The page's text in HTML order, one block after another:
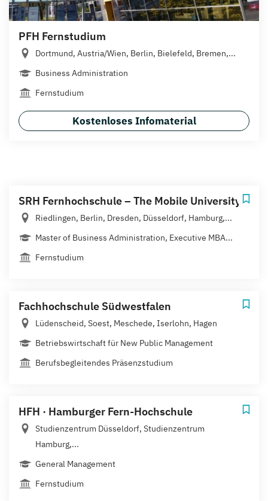
PFH Fernstudium
Dortmund, Austria/Wien, Berlin, Bielefeld, Bremen,...
Business Administration
Fernstudium
Kostenloses Infomaterial
SRH Fernhochschule – The Mobile University
Riedlingen, Berlin, Dresden, Düsseldorf, Hamburg,...
Master of Business Administration, Executive MBA...
Fernstudium
Fachhochschule Südwestfalen
Lüdenscheid, Soest, Meschede, Iserlohn, Hagen
Betriebswirtschaft für New Public Management
Berufsbegleitendes Präsenzstudium
HFH · Hamburger Fern-Hochschule
Studienzentrum Düsseldorf, Studienzentrum
Hamburg,...
General Management
Fernstudium